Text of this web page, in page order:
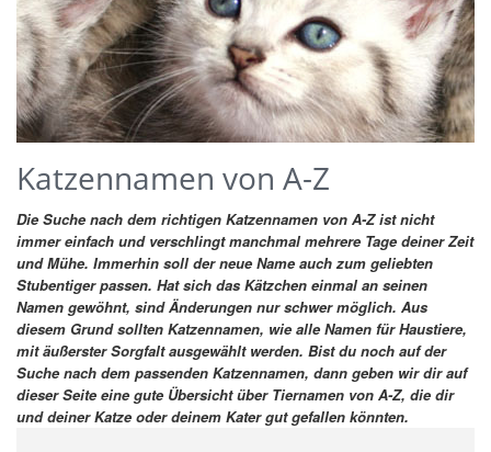
Katzennamen von A-Z
Die Suche nach dem richtigen Katzennamen von A-Z ist nicht
immer einfach und verschlingt manchmal mehrere Tage deiner Zeit
und Mühe. Immerhin soll der neue Name auch zum geliebten
Stubentiger passen. Hat sich das Kätzchen einmal an seinen
Namen gewöhnt, sind Änderungen nur schwer möglich. Aus
diesem Grund sollten Katzennamen, wie alle Namen für Haustiere,
mit äußerster Sorgfalt ausgewählt werden. Bist du noch auf der
Suche nach dem passenden Katzennamen, dann geben wir dir auf
dieser Seite eine gute Übersicht über Tiernamen von A-Z, die dir
und deiner Katze oder deinem Kater gut gefallen könnten.